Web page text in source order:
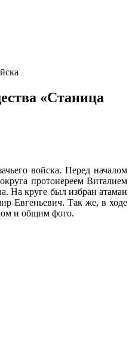
«Станица
войска. Перед началом
протоиереем Виталием
На круге был избран атаман
Евгеньевич. Так же, в ходе
и общим фото.